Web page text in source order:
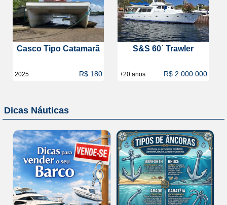
Casco Tipo Catamarã
2025 R$ 180
S&S 60´ Trawler
+20 anos R$ 2.000.000
Dicas Náuticas